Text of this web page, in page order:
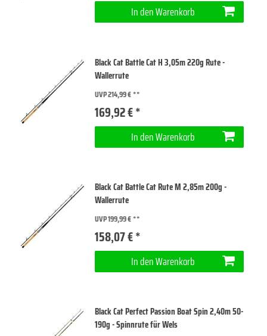
In den Warenkorb
Black Cat Battle Cat H 3,05m 220g Rute -
Wallerrute
UVP 214,99 €
169,92 € *
In den Warenkorb
Black Cat Battle Cat Rute M 2,85m 200g -
Wallerrute
UVP 199,99 €
158,07 € *
In den Warenkorb
Black Cat Perfect Passion Boat Spin 2,40m 50-
190g - Spinnrute für Wels